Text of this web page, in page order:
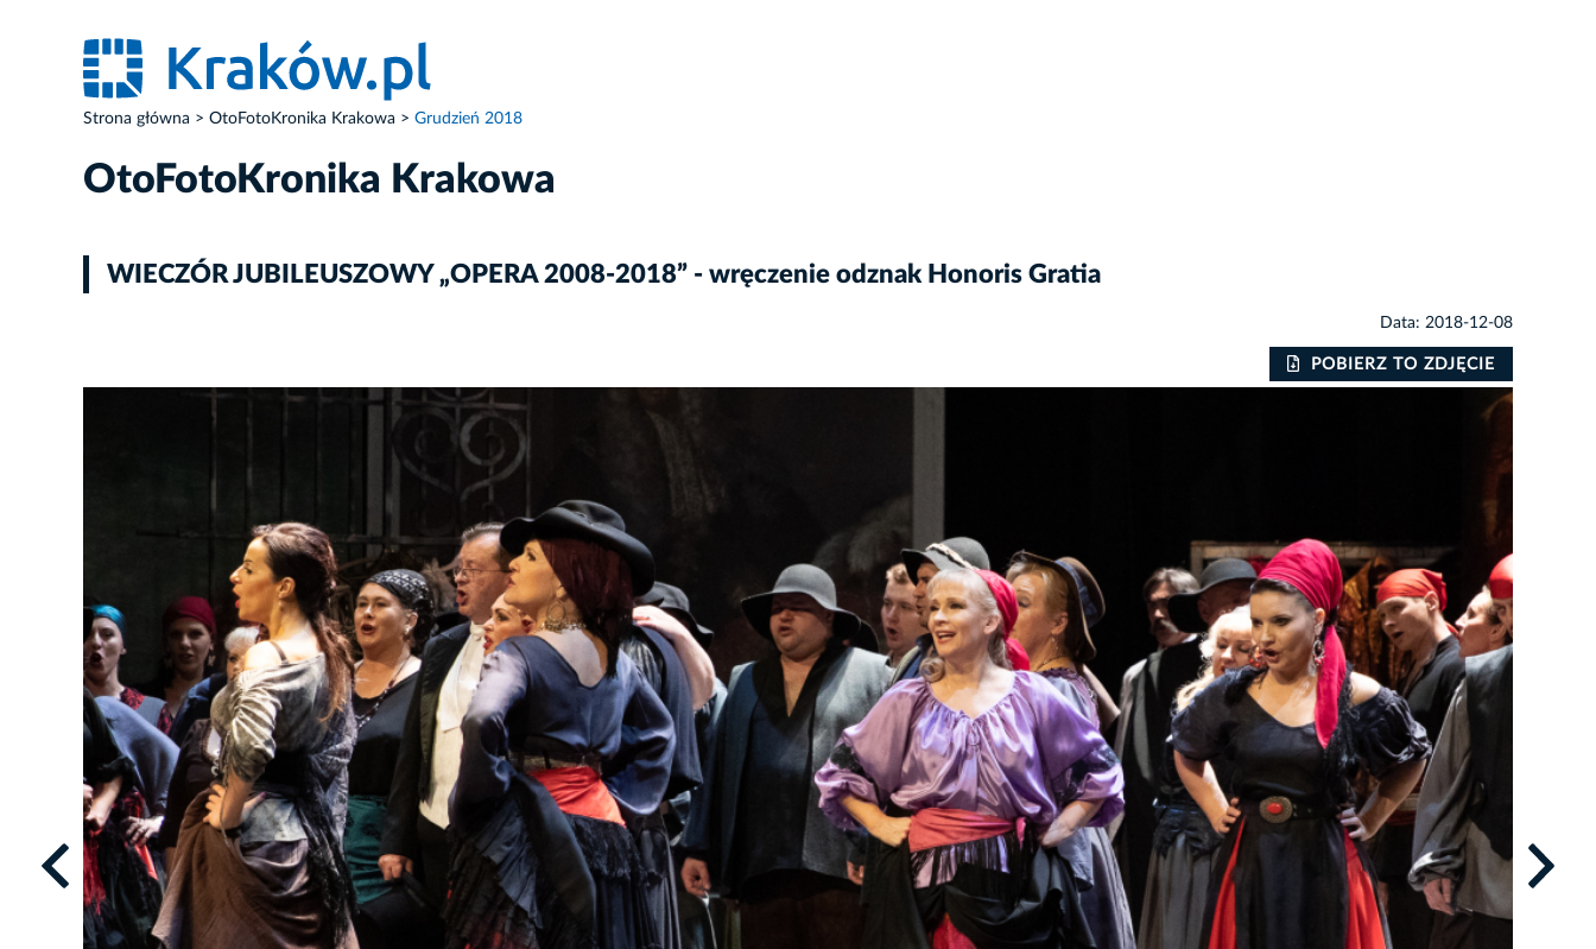
Strona główna OtoFotoKronika Krakowa Grudzień 2018
OtoFotoKronika Krakowa
WIECZÓR JUBILEUSZOWY „OPERA 2008-2018” - wręczenie odznak Honoris Gratia
Data: 2018-12-08
POBIERZ TO ZDJĘCIE